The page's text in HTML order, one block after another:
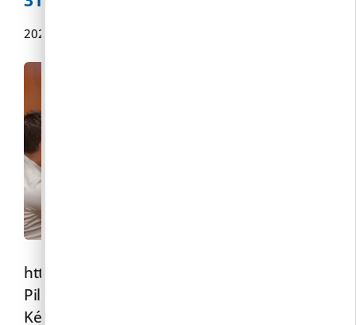
2026.07.31.
https://youtu.be/mFi_va2JnG8
Pilisborosjenő Község Önkormányzatának
Képviselő-testülete a mai napon soron